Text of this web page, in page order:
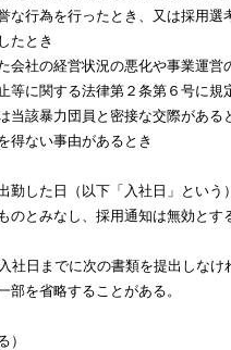
行為を行ったとき、又は採用選
たとき
社の経営状況の悪化や事業運営
に関する法律第２条第６号に規
当該暴力団員と密接な交際がある
ない事由があるとき
した日（以下「入社日」という
のとみなし、採用通知は無効とす
日までに次の書類を提出しなけ
部を省略することがある。